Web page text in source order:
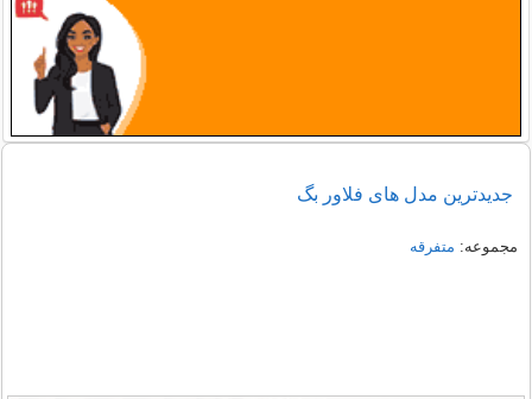
جدیدترین مدل های فلاور بگ
مجموعه: متفرقه